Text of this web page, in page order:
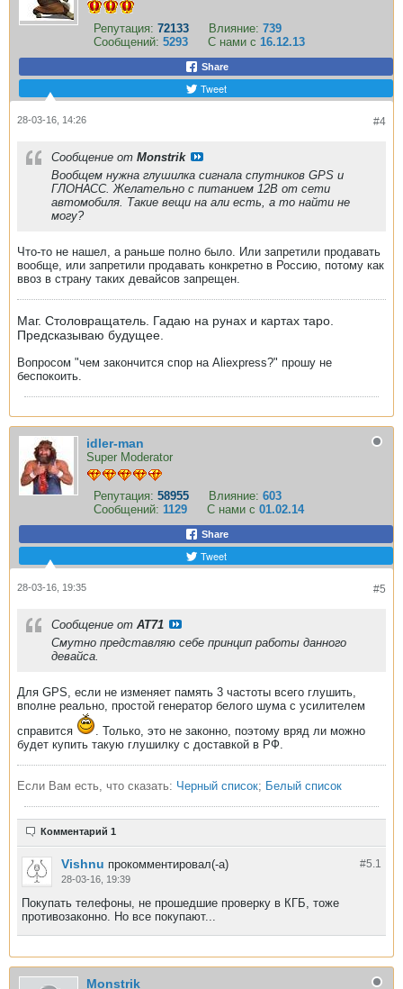
Репутация: 72133 Влияние: 739
Сообщений: 5293 С нами с 16.12.13
Share
Tweet
#4
28-03-16, 14:26
Сообщение от Monstrik
Вообщем нужна глушилка сигнала спутников GPS и
ГЛОНАСС. Желательно с питанием 12В от сети
автомобиля. Такие вещи на али есть, а то найти не
могу?
Что-то не нашел, а раньше полно было. Или запретили продавать
вообще, или запретили продавать конкретно в Россию, потому как
ввоз в страну таких девайсов запрещен.
Маг. Столовращатель. Гадаю на рунах и картах таро.
Предсказываю будущее.
Вопросом "чем закончится спор на Aliexpress?" прошу не
беспокоить.
idler-man
Super Moderator
Репутация: 58955 Влияние: 603
Сообщений: 1129 С нами с 01.02.14
Share
Tweet
#5
28-03-16, 19:35
Сообщение от AT71
Смутно представляю себе принцип работы данного
девайса.
Для GPS, если не изменяет память 3 частоты всего глушить,
вполне реально, простой генератор белого шума с усилителем
справится
. Только, это не законно, поэтому вряд ли можно
будет купить такую глушилку с доставкой в РФ.
Если Вам есть, что сказать: Черный список; Белый список
Комментарий 1
#5.1
Vishnu прокомментировал(-а)
28-03-16, 19:39
Покупать телефоны, не прошедшие проверку в КГБ, тоже
противозаконно. Но все покупают...
Monstrik